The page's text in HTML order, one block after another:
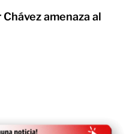
amenaza al